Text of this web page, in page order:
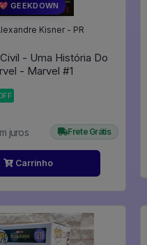
💖 GEEKDOWN
Kisner - PR
- Uma História Do
Universo Marvel - Marvel #1
juros Frete Grátis
Carrinho